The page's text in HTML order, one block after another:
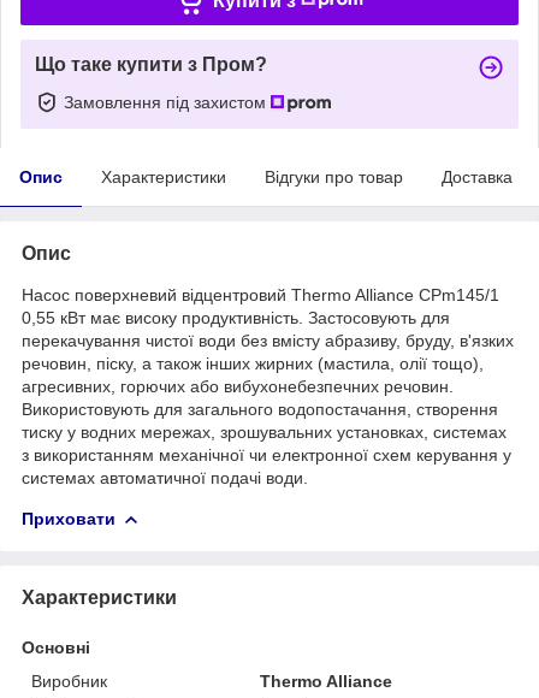
Що таке купити з Пром?
Замовлення під захистом
Опис Характеристики Відгуки про товар Доставка
Опис
Насос поверхневий відцентровий Thermo Alliance CPm145/1
0,55 кВт має високу продуктивність. Застосовують для
перекачування чистої води без вмісту абразиву, бруду, в'язких
речовин, піску, а також інших жирних (мастила, олії тощо),
агресивних, горючих або вибухонебезпечних речовин.
Використовують для загального водопостачання, створення
тиску у водних мережах, зрошувальних установках, системах
з використанням механічної чи електронної схем керування у
системах автоматичної подачі води.
Приховати
Характеристики
Основні
Виробник
Thermo Alliance